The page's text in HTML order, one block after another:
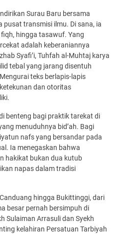
Surau Baru bersama
pusat transmisi ilmu. Di sana, ia
hingga tasawuf. Yang
adalah keberaniannya
Syafi’i, Tuhfah al-Muhtaj karya
tebal yang jarang disentuh
teks berlapis-lapis
dan otoritas
benteng bagi praktik tarekat di
menuduhnya bid’ah. Bagi
nafs yang bersandar pada
Ia menegaskan bahwa
hakikat bukan dua kutub
napas dalam tradisi
hingga Bukittinggi, dari
besar pernah bersimpuh di
Sulaiman Arrasuli dan Syekh
kelahiran Persatuan Tarbiyah